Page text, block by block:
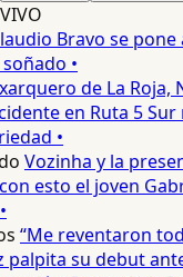
VIVO
Bravo se pone
•
de La Roja,
en Ruta 5 Sur
•
Vozinha y la
esto el joven
“Me reventaron
su debut